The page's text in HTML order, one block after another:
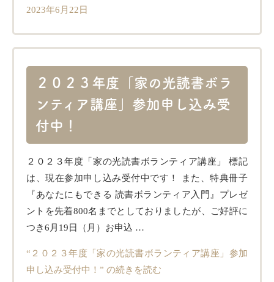
2023年6月22日
２０２３年度「家の光読書ボラ
ンティア講座」参加申し込み受
付中！
２０２３年度「家の光読書ボランティア講座」 標記
は、現在参加申し込み受付中です！ また、特典冊子
『あなたにもできる 読書ボランティア入門』プレゼ
ントを先着800名までとしておりましたが、ご好評に
つき6月19日（月）お申込 …
“２０２３年度「家の光読書ボランティア講座」参加
申し込み受付中！” の続きを読む